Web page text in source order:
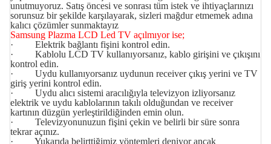
unutmuyoruz. Satış öncesi ve sonrası tüm istek ve ihtiyaçlarınızı
sorunsuz bir şekilde karşılayarak, sizleri mağdur etmemek adına
kalıcı çözümler sunmaktayız
Samsung Plazma LCD Led TV açılmıyor ise;
· Elektrik bağlantı fişini kontrol edin.
· Kablolu LCD TV kullanıyorsanız, kablo girişini ve çıkışını
kontrol edin.
· Uydu kullanıyorsanız uydunun receiver çıkış yerini ve TV
giriş yerini kontrol edin.
· Uydu alıcı sistemi aracılığıyla televizyon izliyorsanız
elektrik ve uydu kablolarının takılı olduğundan ve receiver
kartının düzgün yerleştirildiğinden emin olun.
· Televizyonunuzun fişini çekin ve belirli bir süre sonra
tekrar açınız.
· Yukarıda belirttiğimiz yöntemleri deniyor ancak